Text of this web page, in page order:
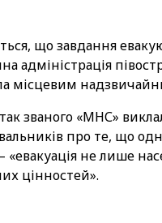
що завдання
адміністрація
місцевим
званого «МНС»
про те, що
«евакуація не лише
цінностей».